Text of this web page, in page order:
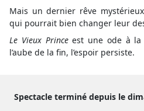
Mais un dernier rêve
qui pourrait bien changer leur
Le Vieux Princeest une ode à
l’aube de la fin, l’espoir persiste.
Spectacle terminé depuis le